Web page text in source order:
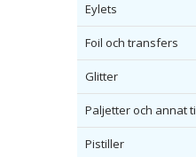
Eylets
Foil och transfers
Glitter
Paljetter och annat
Pistiller